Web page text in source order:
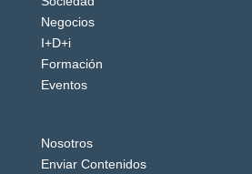
Negocios
I+D+i
Formación
Eventos
Nosotros
Enviar Contenidos